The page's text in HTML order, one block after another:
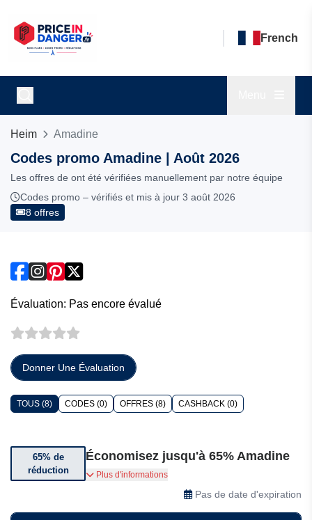
French
Heim Amadine
Codes promo Amadine | Août 2026
Les offres de ont été vérifiées manuellement par notre équipe
Codes promo – vérifiés et mis à jour 3 août 2026
8 offres
Évaluation: Pas encore évalué
Donner Une Évaluation
TOUS (8) CODES (0) OFFRES (8) CASHBACK (0)
65% de
réduction
Économisez jusqu'à 65% Amadine
Bénéficiez jusqu'à 65% de réduction chez
Plus d'informations
Pas de date d'expiration